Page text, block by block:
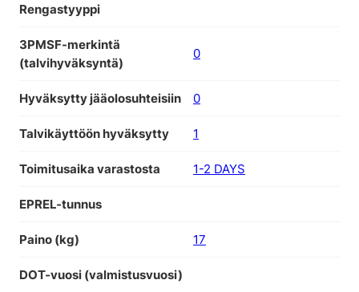
Rengastyyppi
3PMSF-merkintä
(talvihyväksyntä)
0
Hyväksytty jääolosuhteisiin 0
Talvikäyttöön hyväksytty 1
Toimitusaika varastosta 1-2 DAYS
EPREL-tunnus
Paino (kg) 17
DOT-vuosi (valmistusvuosi)